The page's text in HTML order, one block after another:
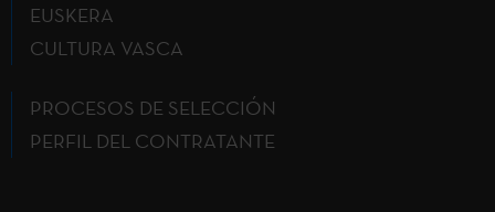
EUSKERA
CULTURA VASCA
PROCESOS DE SELECCIÓN
PERFIL DEL CONTRATANTE